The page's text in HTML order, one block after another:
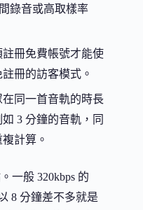
錄音或高取樣率
註冊免費帳號才能使
冊的訪客模式。
在同一首音軌的時長
3 分鐘的音軌，同
計算。
一般 320kbps 的
8 分鐘差不多就是